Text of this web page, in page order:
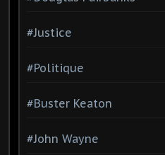
#Justice
#Politique
#Buster Keaton
#John Wayne